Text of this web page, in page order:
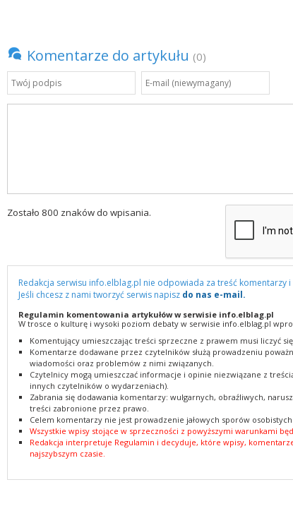
Komentarze do artykułu (0)
Zostało 800 znaków do wpisania.
Redakcja serwisu info.elblag.pl nie odpowiada za treść
Jeśli chcesz z nami tworzyć serwis napisz do nas e-mail.
Regulamin komentowania artykułów w serwisie info.elblag.pl
W trosce o kulturę i wysoki poziom debaty w serwisie info.elblag.pl
Komentujący umieszczając treści sprzeczne z prawem musi liczyć
Komentarze dodawane przez czytelników służą prowadzeniu
wiadomości oraz problemów z nimi związanych.
Czytelnicy mogą umieszczać informacje i opinie niezwiązane z
innych czytelników o wydarzeniach).
Zabrania się dodawania komentarzy: wulgarnych, obraźliwych,
treści zabronione przez prawo.
Celem komentarzy nie jest prowadzenie jałowych sporów
Wszystkie wpisy stojące w sprzeczności z powyższymi warunkami
Redakcja interpretuje Regulamin i decyduje, które wpisy,
najszybszym czasie.